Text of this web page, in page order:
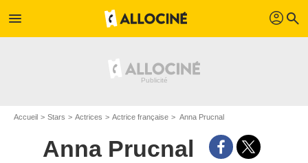
menu profil search
Accueil Stars Actrices Actrice française Anna Prucnal
Anna Prucnal